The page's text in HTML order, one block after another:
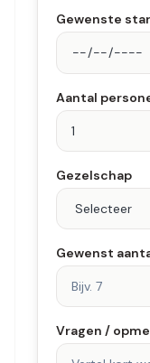
Gewenste
Aantal
Gezelschap
Gewenst
Vragen /